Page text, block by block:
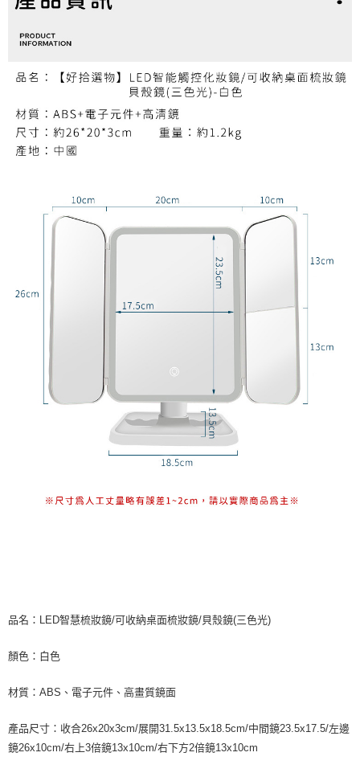
品名：LED智慧梳妝鏡/可收納桌面梳妝鏡/貝殼鏡(三色光)
顏色：白色
材質：ABS、電子元件、高畫質鏡面
產品尺寸：收合26x20x3cm/展開31.5x13.5x18.5cm/中間鏡23.5x17.5/左邊
鏡26x10cm/右上3倍鏡13x10cm/右下方2倍鏡13x10cm